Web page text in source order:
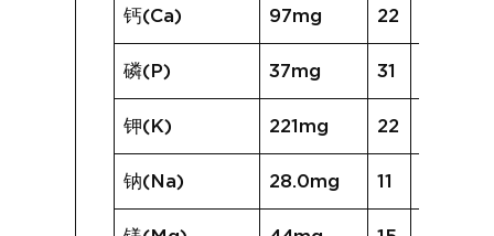
钙(Ca) 97mg 22
磷(P) 37mg 31
钾(K) 221mg 22
钠(Na) 28.0mg 11